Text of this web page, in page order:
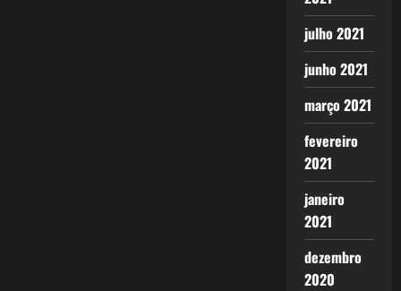
julho 2021
junho 2021
março 2021
fevereiro
2021
janeiro
2021
dezembro
2020